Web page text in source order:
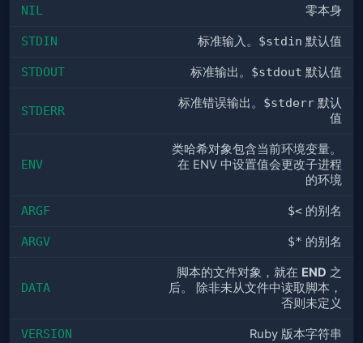
NIL 零本身
STDIN 标准输入。 $stdin 默认值
STDOUT 标准输出。 $stdout 默认值
STDERR
标准错误输出。 $stderr 默认
值
ENV
类哈希对象包含当前环境变量。
在 ENV 中设置值会更改子进程
的环境
ARGF $< 的别名
ARGV $* 的别名
DATA
脚本的文件对象，就在 END 之
后。 除非未从文件中读取脚本，
否则未定义
VERSION Ruby 版本字符串